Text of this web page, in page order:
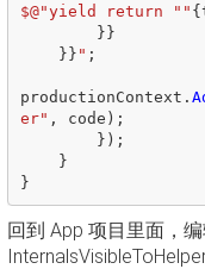
$@"yield return "" {
}}
}} " ;
productionContext .
er" , code );
});
}
}
回到 App 项目里面，